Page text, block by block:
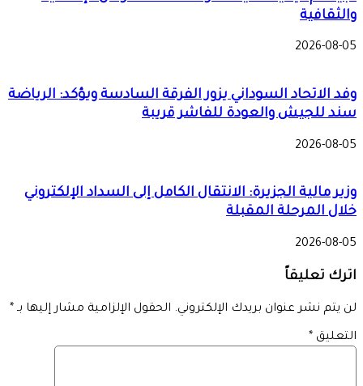
والثقافية
2026-08-05
وفد الاتحاد السوداني يزور الفرقة السادسة ويؤكد: الرياضة
سند للجيش والعودة للفاشر قريبة
2026-08-05
وزير مالية الجزيرة: الانتقال الكامل إلى السداد الإلكتروني
خلال المرحلة المقبلة
2026-08-05
اترك تعليقاً
لن يتم نشر عنوان بريدك الإلكتروني. الحقول الإلزامية مشار إليها بـ *
التعليق *